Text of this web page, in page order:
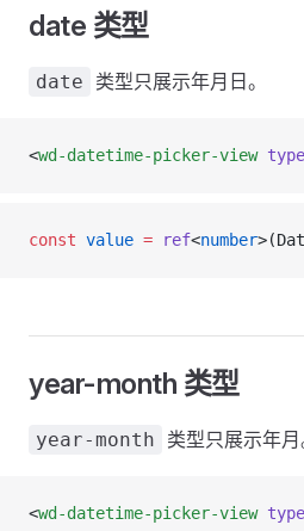
date 类型
date 类型只展示年月日。
<wd-datetime-picker-view type
const value = ref<number
year-month 类型
year-month 类型只展示年月
<wd-datetime-picker-view type